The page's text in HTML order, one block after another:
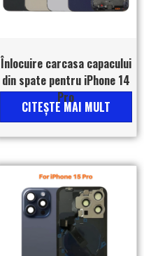
Înlocuire carcasa capacului
din spate pentru iPhone 14
Pro
CITEŞTE MAI MULT